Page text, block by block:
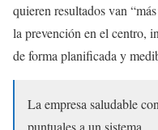
quieren resultados van
la prevención en el centro,
de forma planificada y
La empresa saludable
puntuales a un sistema